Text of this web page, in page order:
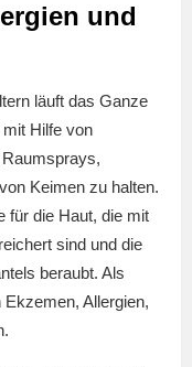
und
läuft das Ganze
Hilfe von
Keimen zu halten.
für die Haut, die mit
sind und die
beraubt. Als
Allergien,